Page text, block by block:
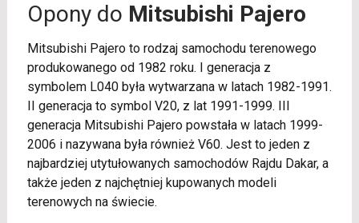
Opony do Mitsubishi Pajero
Mitsubishi Pajero to rodzaj samochodu terenowego
produkowanego od 1982 roku. I generacja z
symbolem L040 była wytwarzana w latach 1982-1991.
II generacja to symbol V20, z lat 1991-1999. III
generacja Mitsubishi Pajero powstała w latach 1999-
2006 i nazywana była również V60. Jest to jeden z
najbardziej utytułowanych samochodów Rajdu Dakar, a
także jeden z najchętniej kupowanych modeli
terenowych na świecie.